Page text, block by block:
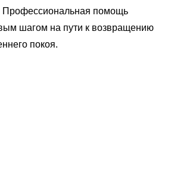
Профессиональная помощь
шагом на пути к возвращению
покоя.